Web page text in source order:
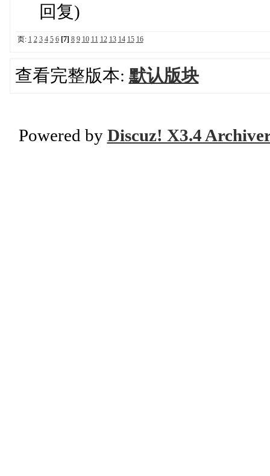
回复)
页: 1 2 3 4 5 6 [7] 8 9 10 11 12 13 14 15 16
查看完整版本: 默认版块
Powered by Discuz! X3.4